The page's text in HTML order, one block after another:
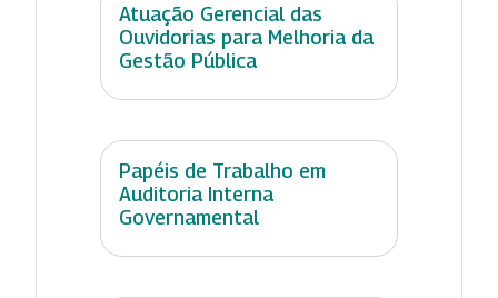
Atuação Gerencial das
Ouvidorias para Melhoria da
Gestão Pública
Papéis de Trabalho em
Auditoria Interna
Governamental